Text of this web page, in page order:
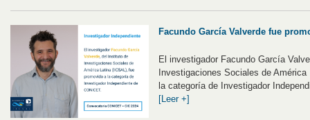
Facundo García Valverde fue
El investigador Facundo García
Investigaciones Sociales de
la categoría de Investigador
[Leer +]